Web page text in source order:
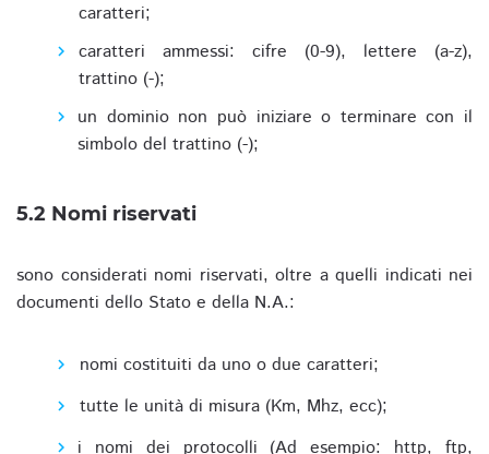
caratteri;
caratteri ammessi: cifre (0-9), lettere (a-z),
trattino (-);
un dominio non può iniziare o terminare con il
simbolo del trattino (-);
5.2 Nomi riservati
sono considerati nomi riservati, oltre a quelli indicati nei
documenti dello Stato e della N.A.:
nomi costituiti da uno o due caratteri;
tutte le unità di misura (Km, Mhz, ecc);
i nomi dei protocolli (Ad esempio: http, ftp,